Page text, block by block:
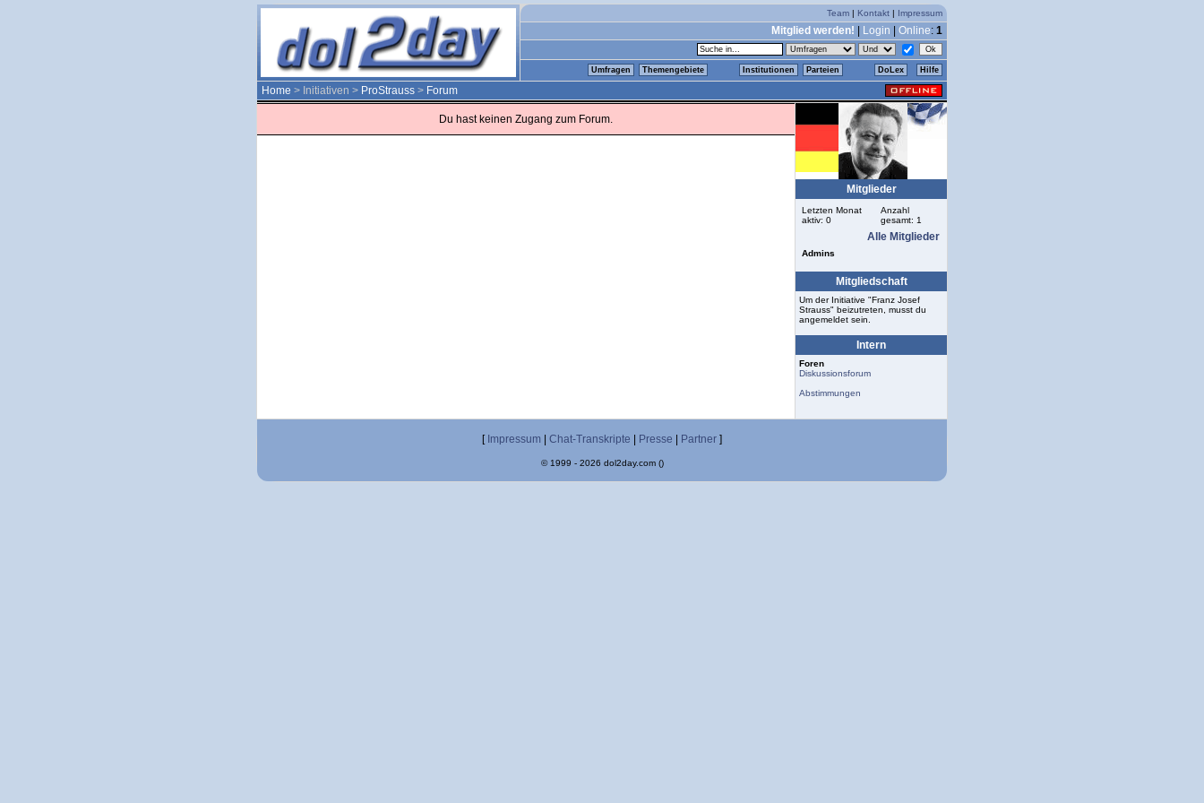
Team | Kontakt | Impressum
Mitglied werden! Login Online: 1
Umfragen Themengebiete Institutionen Parteien DoLex Hilfe
Home > Initiativen > ProStrauss > Forum
Du hast keinen Zugang zum Forum.
Mitglieder
Letzten Monat
aktiv: 0
Anzahl
gesamt: 1
Alle Mitglieder
Admins
Mitgliedschaft
Um der Initiative "Franz Josef
Strauss" beizutreten, musst du
angemeldet sein.
Intern
Foren
Diskussionsforum
Abstimmungen
[ Impressum Chat-Transkripte Presse Partner ]
© 1999 - 2026 dol2day.com ()